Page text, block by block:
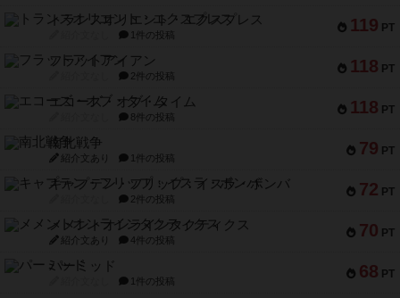
119 PT
トランスオリエント・エクスプレス
1件の投稿
118 PT
フラットアイアン
2件の投稿
118 PT
エコーズ・オブ・タイム
8件の投稿
79 PT
南北戦争
紹介文あり 1件の投稿
72 PT
キャプテン・フリップ：イスラ・ボンバ
2件の投稿
70 PT
メメントオンラインタクティクス
紹介文あり 4件の投稿
68 PT
パーミッド
1件の投稿